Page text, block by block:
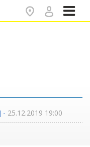
- 25.12.2019 19:00